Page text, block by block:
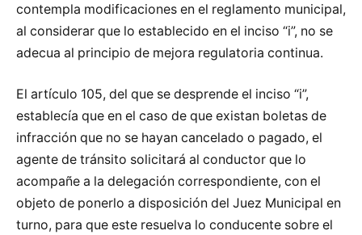
contempla modificaciones en el reglamento municipal,
al considerar que lo establecido en el inciso “i”, no se
adecua al principio de mejora regulatoria continua.
El artículo 105, del que se desprende el inciso “i”,
establecía que en el caso de que existan boletas de
infracción que no se hayan cancelado o pagado, el
agente de tránsito solicitará al conductor que lo
acompañe a la delegación correspondiente, con el
objeto de ponerlo a disposición del Juez Municipal en
turno, para que este resuelva lo conducente sobre el